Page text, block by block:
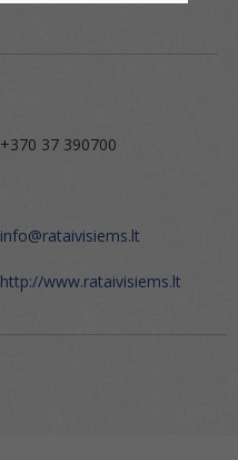
+370 37 390700
info@rataivisiems.lt
http://www.rataivisiems.lt